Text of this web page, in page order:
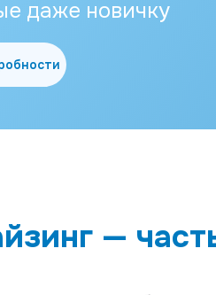
даже новичку
—